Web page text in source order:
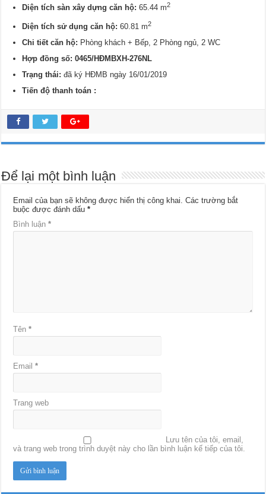
Diện tích sàn xây dựng căn hộ:65.44 m2
Diện tích sử dụng căn hộ: 60.81 m2
Chi tiết căn hộ: Phòng khách + Bếp, 2 Phòng ngủ, 2 WC
Hợp đồng số: 0465/HĐMBXH-276NL
Trạng thái:đã ký HĐMB ngày 16/01/2019
Tiến độ thanh toán :
Để lại một bình luận
Email của bạn sẽ không được hiển thị công khai. Các trường bắt
buộc được đánh dấu*
Bình luận*
Tên*
Email*
Trang web
Lưu tên của tôi, email,
và trang web trong trình duyệt này cho lần bình luận kế tiếp của tôi.